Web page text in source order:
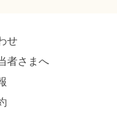
せ
者さまへ